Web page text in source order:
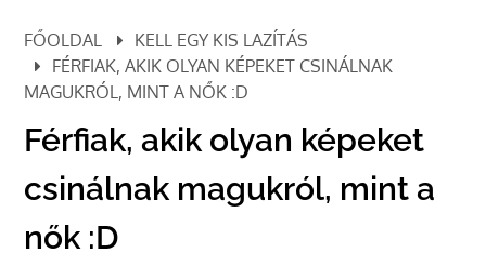
FŐOLDAL
KELL EGY KIS LAZÍTÁS
FÉRFIAK, AKIK OLYAN KÉPEKET CSINÁLNAK
MAGUKRÓL, MINT A NŐK :D
Férfiak, akik olyan képeket
csinálnak magukról, mint a
nők :D